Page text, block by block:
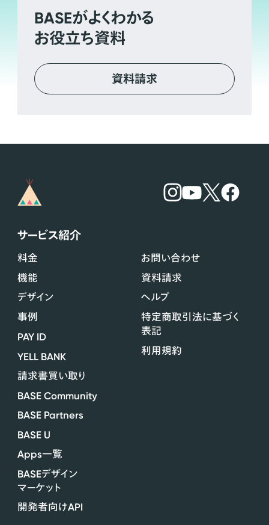
BASEがよくわかる
お役立ち資料
資料請求
サービス紹介
料金
機能
デザイン
事例
PAY ID
YELL BANK
請求書買い取り
BASE Community
BASE Partners
BASE U
Apps一覧
BASEデザイン
マーケット
開発者向けAPI
お問い合わせ
資料請求
ヘルプ
特定商取引法に基づく
表記
利用規約